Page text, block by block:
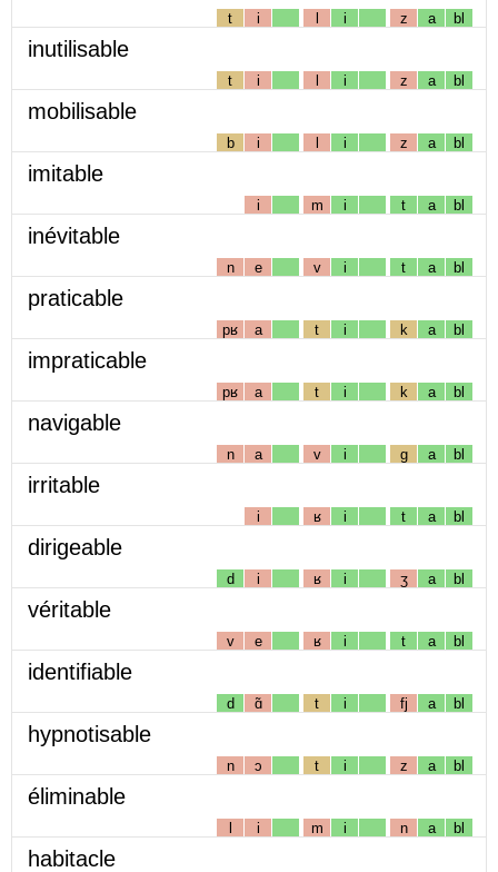
t i l i z a bl
inutilisable
t i l i z a bl
mobilisable
b i l i z a bl
imitable
i m i t a bl
inévitable
n e v i t a bl
praticable
pʁ a t i k a bl
impraticable
pʁ a t i k a bl
navigable
n a v i g a bl
irritable
i ʁ i t a bl
dirigeable
d i ʁ i ʒ a bl
véritable
v e ʁ i t a bl
identifiable
d ɑ̃ t i fj a bl
hypnotisable
n ɔ t i z a bl
éliminable
l i m i n a bl
habitacle